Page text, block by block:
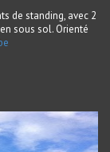
de standing, avec 2
sous sol. Orienté